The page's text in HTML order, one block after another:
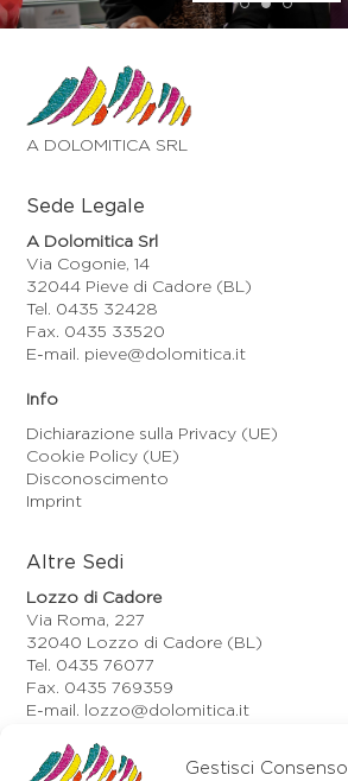
Gestisci Consenso
1 2 3
A DOLOMITICA SRL
Sede Legale
A Dolomitica Srl
Via Cogonie, 14
32044 Pieve di Cadore (BL)
Tel. 0435 32428
Fax. 0435 33520
E-mail. pieve@dolomitica.it
Info
Dichiarazione sulla Privacy (UE)
Cookie Policy (UE)
Disconoscimento
Imprint
Altre Sedi
Lozzo di Cadore
Via Roma, 227
32040 Lozzo di Cadore (BL)
Tel. 0435 76077
Fax. 0435 769359
E-mail. lozzo@dolomitica.it
Auronzo di Cadore
Via Unione, 21/B